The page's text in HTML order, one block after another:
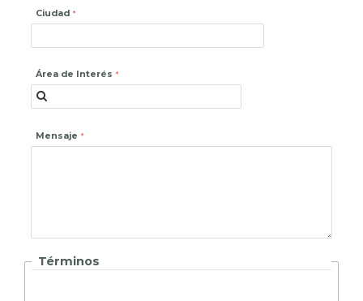
Ciudad
Área de Interés
Mensaje
Términos